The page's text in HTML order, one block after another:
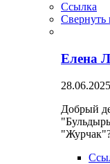
Ссылка
Свернуть
Елена
Добрый